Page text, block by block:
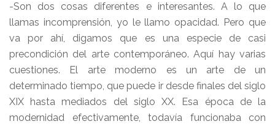
-Son dos cosas diferentes e interesantes. A lo que
llamas incomprensión, yo le llamo opacidad. Pero que
va por ahí, digamos que es una especie de casi
precondición del arte contemporáneo. Aquí hay varias
cuestiones. El arte moderno es un arte de un
determinado tiempo, que puede ir desde finales del siglo
XIX hasta mediados del siglo XX. Esa época de la
modernidad efectivamente, todavía funcionaba con